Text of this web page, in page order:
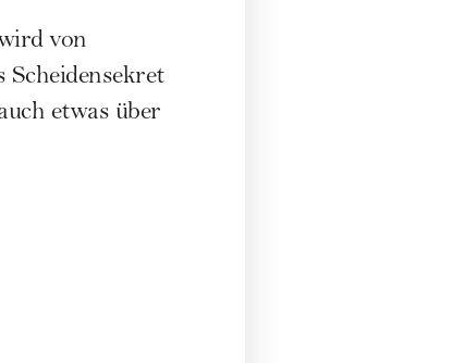
von
etwas über